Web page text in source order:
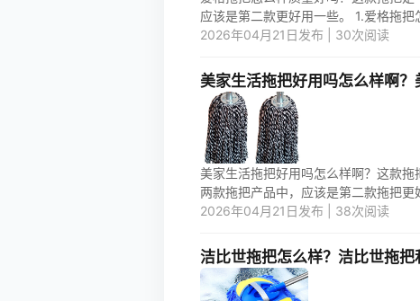
应该是第二款更好用一些。 1.爱格拖把
2026年04月21日发布 | 30次阅读
美家生活拖把好用吗怎么样啊
美家生活拖把好用吗怎么样啊？这款
两款拖把产品中，应该是第二款拖把更
2026年04月21日发布 | 38次阅读
洁比世拖把怎么样？洁比世拖把